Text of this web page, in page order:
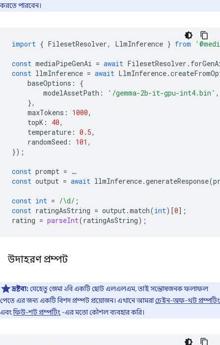
করতে পারবেন।
import { FilesetResolver, LlmInference } from
const mediaPipeGenAi = await FilesetResolver .
const llmInference = await LlmInference.
baseOptions :
{
modelAssetPath : '/gemma-2b-it-gpu-int4.bin' ,
},
maxTokens : 1000,
topK : 40,
temperature : 0.5,
randomSeed : 101 ,
});
const prompt = …
const output = await llmInference.generateResponse(
const int = /\d/ ;
const ratingAsString = output .match(int)[0];
rating = parseInt(ratingAsString);
উদাহরণ প্রম্পট
দ্রষ্টব্য:যেহেতু জেমা ২বি একটি ছোট এলএলএম, তাই সন্তোষজনক ফলাফল
পেতে এর জন্য একটি বিশদ প্রম্পট প্রয়োজন। এখানে আমরাচেইন-অফ-থট প্রম্পটিং
এবংফিউ-শট প্রম্পটিং-এর মতো কৌশল ব্যবহার করি।